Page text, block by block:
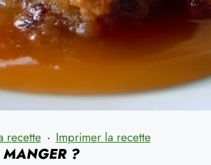
recette · Imprimer la recette
MANGER ?